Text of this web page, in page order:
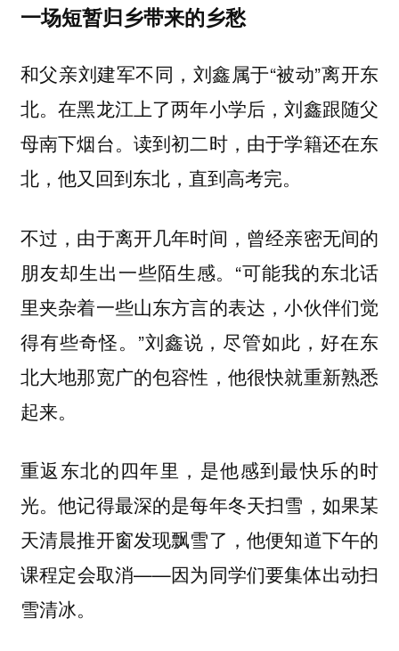
一场短暂归乡带来的乡愁
和父亲刘建军不同，刘鑫属于“被动”离开东
北。在黑龙江上了两年小学后，刘鑫跟随父
母南下烟台。读到初二时，由于学籍还在东
北，他又回到东北，直到高考完。
不过，由于离开几年时间，曾经亲密无间的
朋友却生出一些陌生感。“可能我的东北话
里夹杂着一些山东方言的表达，小伙伴们觉
得有些奇怪。”刘鑫说，尽管如此，好在东
北大地那宽广的包容性，他很快就重新熟悉
起来。
重返东北的四年里，是他感到最快乐的时
光。他记得最深的是每年冬天扫雪，如果某
天清晨推开窗发现飘雪了，他便知道下午的
课程定会取消——因为同学们要集体出动扫
雪清冰。